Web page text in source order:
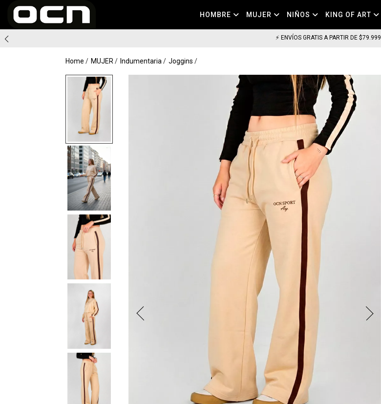
HOMBRE MUJER NIÑOS KING OF ART
⚡ ENVÍOS GRATIS A PARTIR DE $79.999
Home MUJER Indumentaria Joggins